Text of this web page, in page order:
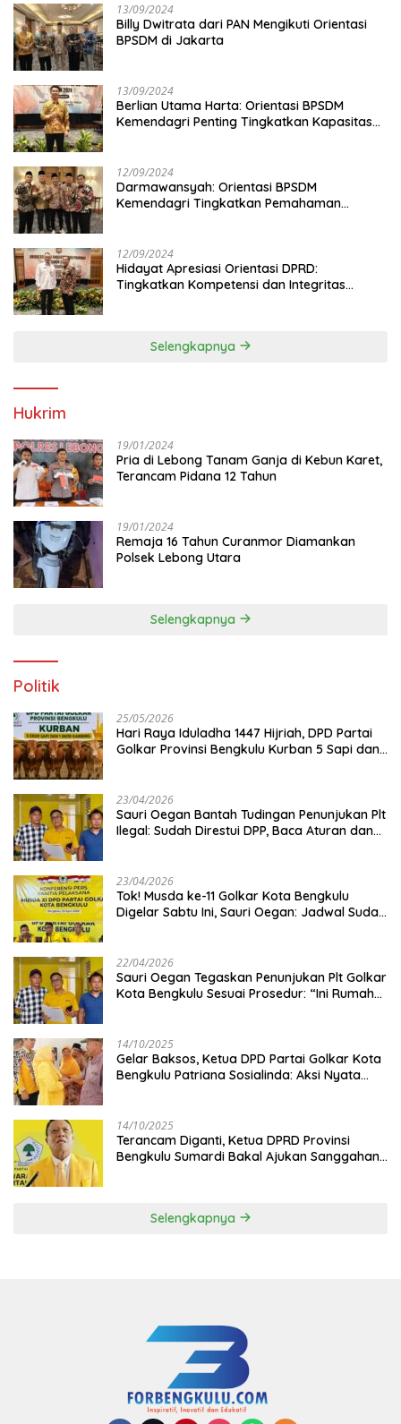
13/09/2024
Billy Dwitrata dari PAN Mengikuti Orientasi
BPSDM di Jakarta
13/09/2024
Berlian Utama Harta: Orientasi BPSDM
Kemendagri Penting Tingkatkan Kapasitas
12/09/2024
Darmawansyah: Orientasi BPSDM
Kemendagri Tingkatkan Pemahaman
12/09/2024
Hidayat Apresiasi Orientasi DPRD:
Tingkatkan Kompetensi dan Integritas
Selengkapnya
Hukrim
19/01/2024
Pria di Lebong Tanam Ganja di Kebun Karet,
Terancam Pidana 12 Tahun
19/01/2024
Remaja 16 Tahun Curanmor Diamankan
Polsek Lebong Utara
Selengkapnya
Politik
25/05/2026
Hari Raya Iduladha 1447 Hijriah, DPD Partai
Golkar Provinsi Bengkulu Kurban 5 Sapi dan 1
23/04/2026
Sauri Oegan Bantah Tudingan Penunjukan Plt
Ilegal: Sudah Direstui DPP, Baca Aturan dan
23/04/2026
‎Tok! Musda ke-11 Golkar Kota Bengkulu
Digelar Sabtu Ini, Sauri Oegan: Jadwal Sudah
22/04/2026
Sauri Oegan Tegaskan Penunjukan Plt Golkar
Kota Bengkulu Sesuai Prosedur: “Ini Rumah
14/10/2025
‎Gelar Baksos, Ketua DPD Partai Golkar Kota
Bengkulu Patriana Sosialinda: Aksi Nyata
14/10/2025
Terancam Diganti, Ketua DPRD Provinsi
Bengkulu Sumardi Bakal Ajukan Sanggahan
Selengkapnya